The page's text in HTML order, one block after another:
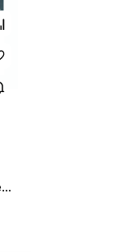
217-1622 Дуга Ni-Ti Rev 016*022 L, ORMCO